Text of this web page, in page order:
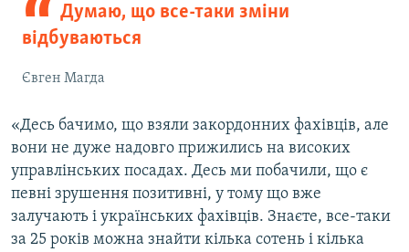
Думаю, що все-таки зміни
відбуваються
Євген Магда
«Десь бачимо, що взяли закордонних фахівців, але
вони не дуже надовго прижились на високих
управлінських посадах. Десь ми побачили, що є
певні зрушення позитивні, у тому що вже
залучають і українських фахівців. Знаєте, все-таки
за 25 років можна знайти кілька сотень і кілька